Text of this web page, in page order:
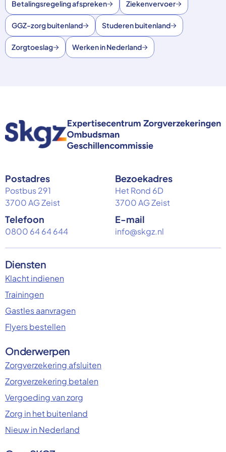
Betalingsregeling afspreken Ziekenvervoer
GGZ-zorg buitenland Studeren buitenland
Zorgtoeslag Werken in Nederland
Postadres
Postbus 291
3700 AG Zeist
Bezoekadres
Het Rond 6D
3700 AG Zeist
Telefoon
0800 64 64 644
E-mail
info@skgz.nl
Diensten
Klacht indienen
Trainingen
Gastles aanvragen
Flyers bestellen
Onderwerpen
Zorgverzekering afsluiten
Zorgverzekering betalen
Vergoeding van zorg
Zorg in het buitenland
Nieuw in Nederland